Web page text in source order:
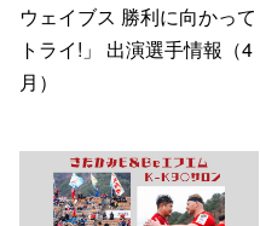
ウェイブス 勝利に向かって
トライ!」 出演選手情報（4
月）